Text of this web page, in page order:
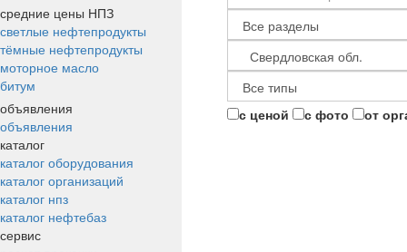
средние цены НПЗ
светлые нефтепродукты
тёмные нефтепродукты
моторное масло
битум
объявления
объявления
каталог
каталог оборудования
каталог организаций
каталог нпз
каталог нефтебаз
сервис
с ценой с фото от